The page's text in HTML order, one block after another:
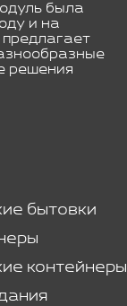
была
и на
решения
бытовки
контейнеры